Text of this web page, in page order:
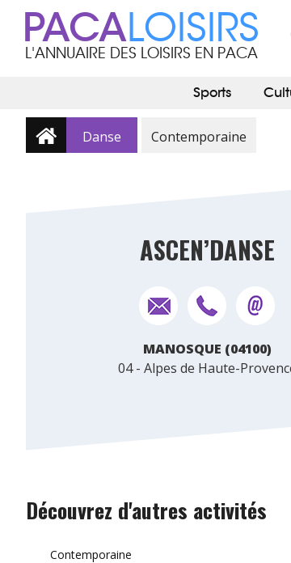
PACALOISIRS
L'ANNUAIRE DES LOISIRS EN PACA
Sports
Danse Contemporaine
ASCEN’DANSE
MANOSQUE (04100)
04 - Alpes de Haute-
Découvrez d'autres activités
Contemporaine